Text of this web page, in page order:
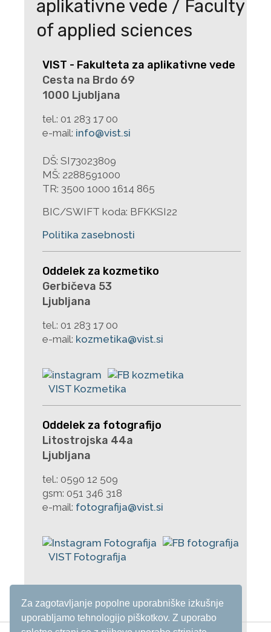
Za zagotavljanje popolne uporabniške izkušnje
uporabljamo tehnologijo piškotkov. Z uporabo
aplikativne vede / Faculty
of applied sciences
VIST - Fakulteta za aplikativne vede
Cesta na Brdo 69
1000 Ljubljana
tel.: 01 283 17 00
e-mail: info@vist.si
DŠ: SI73023809
MŠ: 2288591000
TR: 3500 1000 1614 865
BIC/SWIFT koda: BFKKSI22
Politika zasebnosti
Oddelek za kozmetiko
Gerbičeva 53
Ljubljana
tel.: 01 283 17 00
e-mail: kozmetika@vist.si
Oddelek za fotografijo
Litostrojska 44a
Ljubljana
tel.: 0590 12 509
gsm: 051 346 318
e-mail: fotografija@vist.si